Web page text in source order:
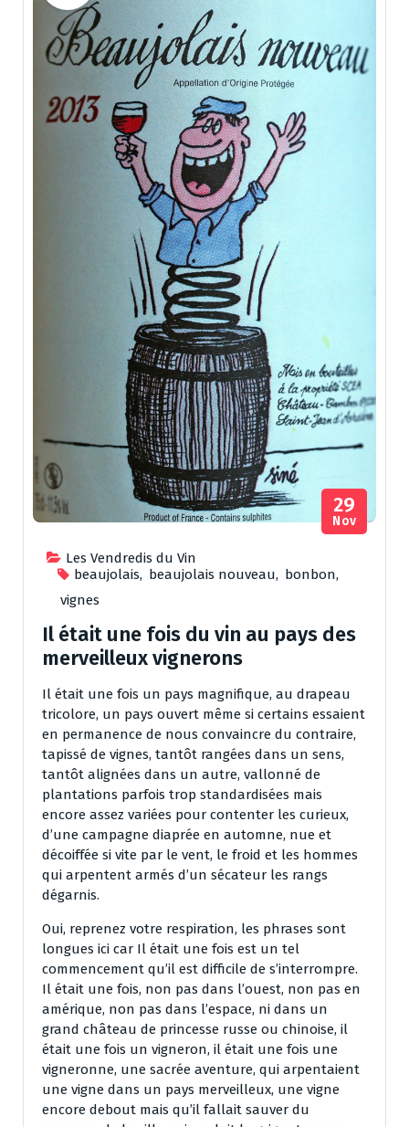
Les Vendredis du Vin
beaujolais, beaujolais nouveau, bonbon,
vignes
29
Nov
Il était une fois du vin au pays des
merveilleux vignerons
Il était une fois un pays magnifique, au drapeau
tricolore, un pays ouvert même si certains essaient
en permanence de nous convaincre du contraire,
tapissé de vignes, tantôt rangées dans un sens,
tantôt alignées dans un autre, vallonné de
plantations parfois trop standardisées mais
encore assez variées pour contenter les curieux,
d’une campagne diaprée en automne, nue et
décoiffée si vite par le vent, le froid et les hommes
qui arpentent armés d’un sécateur les rangs
dégarnis.
Oui, reprenez votre respiration, les phrases sont
longues ici car Il était une fois est un tel
commencement qu’il est difficile de s’interrompre.
Il était une fois, non pas dans l’ouest, non pas en
amérique, non pas dans l’espace, ni dans un
grand château de princesse russe ou chinoise, il
était une fois un vigneron, il était une fois une
vigneronne, une sacrée aventure, qui arpentaient
une vigne dans un pays merveilleux, une vigne
encore debout mais qu’il fallait sauver du